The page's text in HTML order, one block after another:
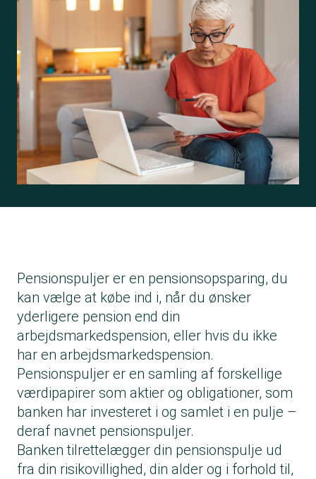
Pensionspuljer er en pensionsopsparing, du
kan vælge at købe ind i, når du ønsker
yderligere pension end din
arbejdsmarkedspension, eller hvis du ikke
har en arbejdsmarkedspension.
Pensionspuljer er en samling af forskellige
værdipapirer som aktier og obligationer, som
banken har investeret i og samlet i en pulje –
deraf navnet pensionspuljer.
Banken tilrettelægger din pensionspulje ud
fra din risikovillighed, din alder og i forhold til,